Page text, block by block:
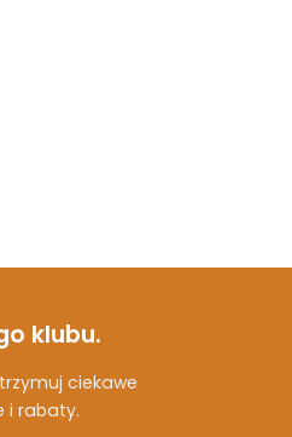
klubu.
ciekawe
i rabaty.